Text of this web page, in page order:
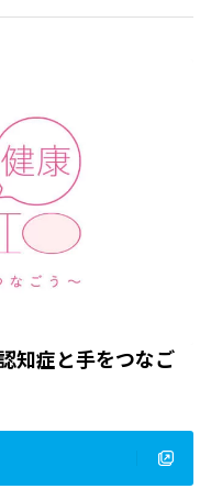
知症と手をつなご